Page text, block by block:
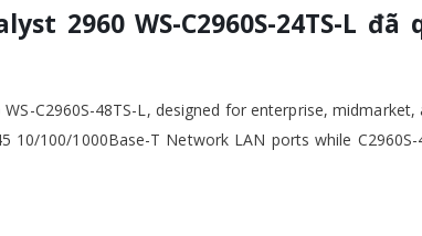
2960 WS-C2960S-24TS-L đã
C2960S-48TS-L, designed for enterprise, midmarket,
10/100/1000Base-T Network LAN ports while C2960S-